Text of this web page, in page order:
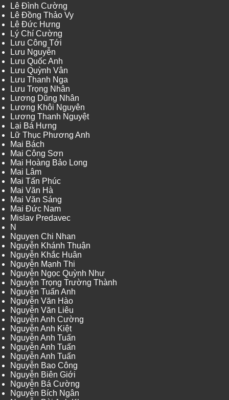
Lê Đình Cường
Lê Đồng Thảo Vy
Lê Đức Hưng
Lý Chí Cường
Lưu Công Tới
Lưu Nguyễn
Lưu Quốc Anh
Lưu Quỳnh Vân
Lưu Thanh Nga
Lưu Trọng Nhân
Lương Dũng Nhân
Lương Khôi Nguyên
Lương Thanh Nguyệt
Lại Bá Hưng
Lữ Thục Phương Anh
Mai Bách
Mai Công Sơn
Mai Hoàng Bảo Long
Mai Lâm
Mai Tấn Phúc
Mai Văn Hà
Mai Văn Sáng
Mai Đức Nam
Mislav Predavec
N
Nguyen Chi Nhan
Nguyễn Khánh Thuận
Nguyễn Khắc Huân
Nguyễn Mạnh Thi
Nguyễn Ngọc Quỳnh Như
Nguyễn Trọng Trường Thành
Nguyễn Tuấn Anh
Nguyễn Văn Hào
Nguyễn Văn Liêu
Nguyễn Anh Cường
Nguyễn Anh Kiệt
Nguyễn Anh Tuấn
Nguyễn Anh Tuấn
Nguyễn Anh Tuấn
Nguyễn Bao Công
Nguyễn Biên Giới
Nguyễn Bá Cường
Nguyễn Bích Ngân